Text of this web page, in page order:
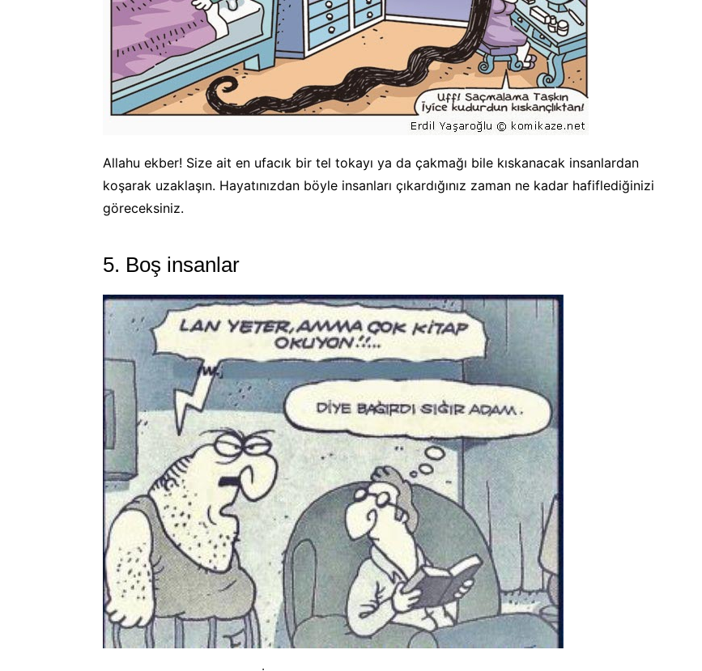
Allahu ekber! Size ait en ufacık bir tel tokayı ya da çakmağı bile kıskanacak insanlardan
koşarak uzaklaşın. Hayatınızdan böyle insanları çıkardığınız zaman ne kadar hafiflediğinizi
göreceksiniz.
5. Boş insanlar